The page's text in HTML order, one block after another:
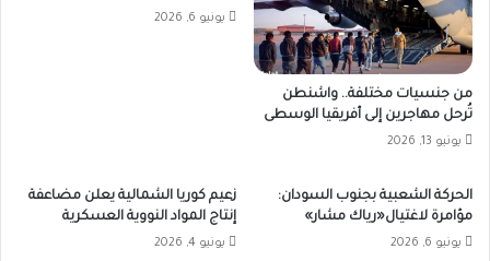
من جنسيات مختلفة.. واشنطن
تُرحل مهاجرين إلى أفريقيا الوسطى
يونيو 13, 2026
يونيو 6, 2026
الحركة الشعبية بجنوب السودان:
مؤامرة لاغتيال«رياك مشار»
يونيو 6, 2026
زعيم كوريا الشمالية يعلن مضاعفة
إنتاج المواد النووية العسكرية
يونيو 4, 2026